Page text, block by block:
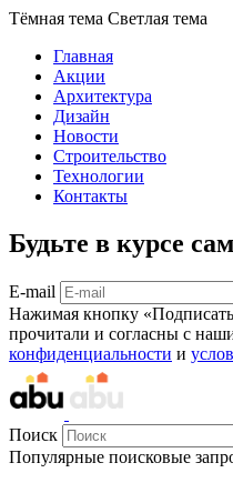
Тёмная тема Светлая тема
Главная
Акции
Архитектура
Дизайн
Новости
Строительство
Технологии
Контакты
Будьте в курсе
E-mail
Нажимая кнопку
прочитали и согласны с
конфиденциальности и
Поиск
Популярные поисковые